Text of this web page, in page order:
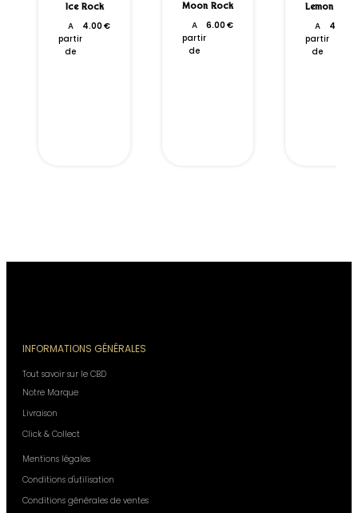
Ice Rock
A
partir
de
4.00 €
Moon Rock
A
partir
de
6.00 €
Lemon Haze
A
partir
de
4.50
INFORMATIONS GÉNÉRALES
Tout savoir sur le CBD
Notre Marque
Livraison
Click & Collect
Mentions légales
Conditions d'utilisation
Conditions générales de ventes